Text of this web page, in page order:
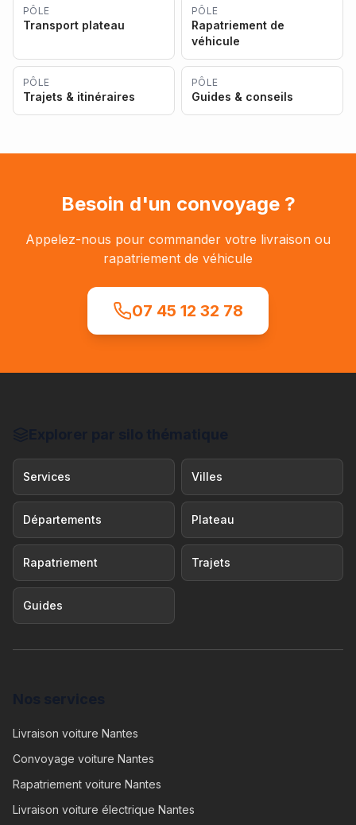
PÔLE
Transport plateau
PÔLE
Rapatriement de
véhicule
PÔLE
Trajets & itinéraires
PÔLE
Guides & conseils
Besoin d'un convoyage ?
Appelez-nous pour commander votre livraison ou
rapatriement de véhicule
07 45 12 32 78
Services Villes
Départements Plateau
Rapatriement Trajets
Guides
Livraison voiture Nantes
Convoyage voiture Nantes
Rapatriement voiture Nantes
Livraison voiture électrique Nantes